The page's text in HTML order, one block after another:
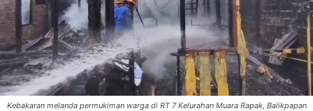
Kebakaran melanda permukiman warga di RT 7 Kelurahan Muara Rapak, Balikpapan